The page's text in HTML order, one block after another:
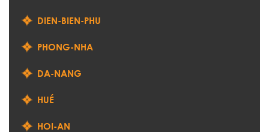
DIEN-BIEN-PHU
PHONG-NHA
DA-NANG
HUÉ
HOI-AN